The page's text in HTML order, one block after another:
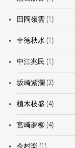
田岡嶺雲(1)
幸徳秋水 (1)
中江兆民 (1)
坂崎紫瀾(2)
植木枝盛 (4)
宮崎夢柳 (4)
今村楽 (1)